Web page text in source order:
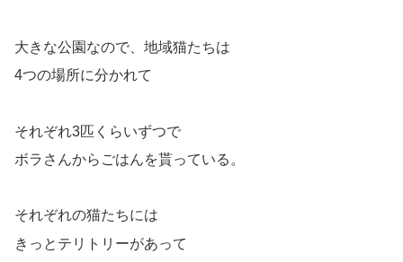
大きな公園なので、地域猫たちは
4つの場所に分かれて
それぞれ3匹くらいずつで
ボラさんからごはんを貰っている。
それぞれの猫たちには
きっとテリトリーがあって